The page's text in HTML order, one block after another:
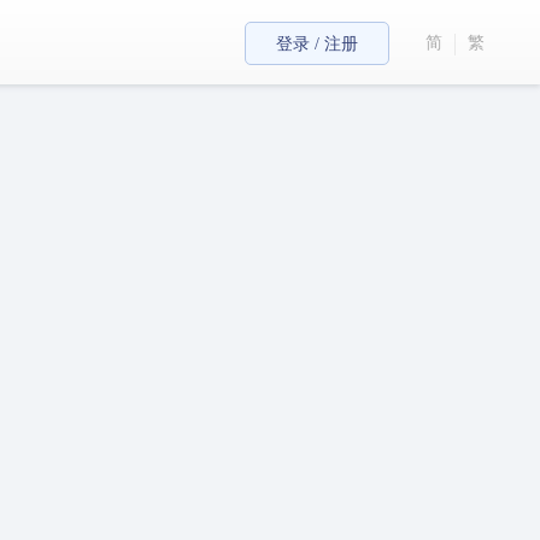
登录 / 注册 简 繁